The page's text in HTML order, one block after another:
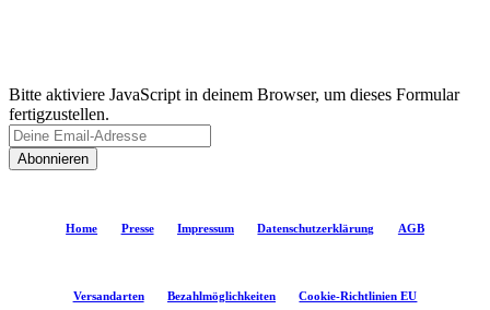
Subscribe and never miss out
Bitte aktiviere JavaScript in deinem Browser, um dieses Formular
fertigzustellen.
Abonnieren
Home Presse Impressum Datenschutzerklärung AGB
Versandarten Bezahlmöglichkeiten Cookie-Richtlinien EU